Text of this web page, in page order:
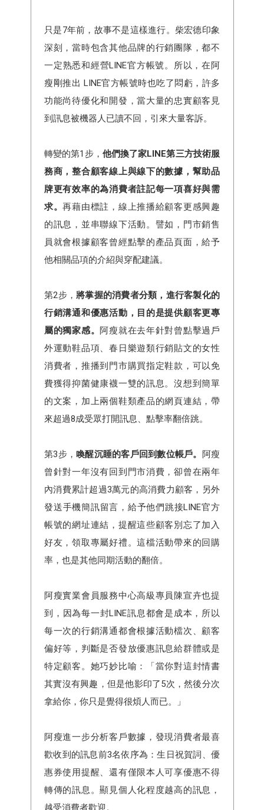
只是7年前，故事不是這樣進行。柴宏德印象
深刻，當時包含其他品牌的行銷團隊，都不
一定熟悉和經營LINE官方帳號。所以，在阿
瘦剛推出 LINE官方帳號時也吃了悶虧，許多
功能尚待優化和開發，當大量的忠實顧客見
到訊息被機器人已讀不回，引來大量客訴。
轉變的第1步， 他們換了家LINE第三方技術服
務商，整合顧客線上與線下的數據，幫助品
牌更有效率的為消費者註記每一項喜好與需
求。再藉由標註，線上推播給顧客更感興趣
的訊息，並串聯線下活動。譬如，門市銷售
員就會根據顧客曾經點擊的產品頁面，給予
他相關品項的介紹與穿配建議。
第2步，將掌握的消費者分類，進行客製化的
行銷溝通和優惠活動，目的是提供顧客更專
屬的獨家感。 阿瘦就在去年針對曾點擊過戶
外運動鞋品項、春日樂遊類行銷貼文的女性
消費者，推播到門市購買指定鞋款，可以免
費獲得抑菌健康襪一雙的訊息。沒想到簡單
的文案，加上兩個鞋類產品的網頁連結，帶
來超過8成受眾打開訊息、點擊率翻倍跳。
第3步，喚醒沉睡的客戶回到數位帳戶。 阿瘦
曾針對一年沒有回到門市消費，卻曾在兩年
內消費累計超過3萬元的高消費力顧客，另外
發送手機簡訊留言，給予他們跳接LINE官方
帳號的網址連結，提醒這些顧客別忘了加入
好友，領取專屬好禮。這檔活動帶來的回購
率，也是其他同期活動的翻倍。
阿瘦實業會員服務中心高級專員陳宣卉也提
到，因為每一封LINE訊息都會是成本，所以
每一次的行銷溝通都會根據活動檔次、顧客
偏好等，判斷是否發放優惠訊息給群體或是
特定顧客。她巧妙比喻：「當你對這封情書
其實沒有興趣，但是他影印了5次，然後分次
拿給你，你只是覺得很煩人而已。」
阿瘦進一步分析客戶數據，發現消費者最喜
歡收到的訊息前3名依序為：生日祝賀詞、優
惠券使用提醒、還有僅限本人可享優惠不得
轉傳的訊息。顯見個人化程度越高的訊息，
越受消費者歡迎。